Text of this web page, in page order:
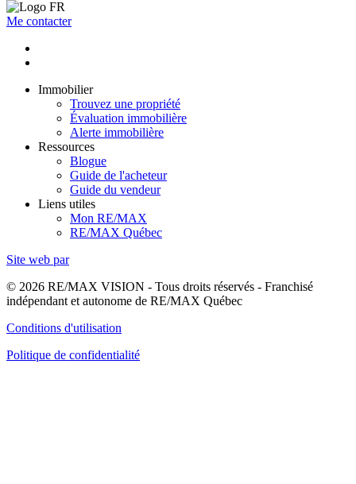
Me contacter
Immobilier
Trouvez une propriété
Évaluation immobilière
Alerte immobilière
Ressources
Blogue
Guide de l'acheteur
Guide du vendeur
Liens utiles
Mon RE/MAX
RE/MAX Québec
Site web par
© 2026 RE/MAX VISION - Tous droits réservés - Franchisé
indépendant et autonome de RE/MAX Québec
Conditions d'utilisation
Politique de confidentialité